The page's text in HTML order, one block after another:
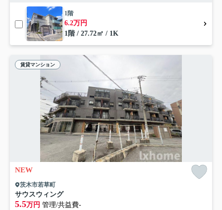
1階
6.2万円
1階 / 27.72㎡ / 1K
賃貸マンション
NEW
茨木市若草町
サウスウィング
5.5万円 管理/共益費-